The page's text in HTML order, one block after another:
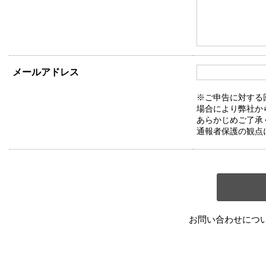
メールアドレス
※ご申告に対する
場合により弊社か
あらかじめご了承
通報者保護の観点
お問い合わせにつ